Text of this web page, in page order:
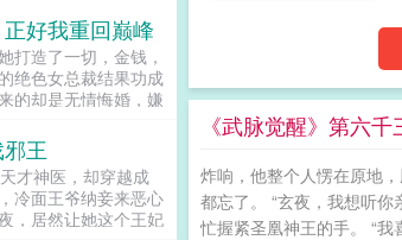
《武脉觉醒》第六
炸响，他整个人愣在原地
都忘了。 “玄夜，我想听
忙握紧圣凰神王的手。 “
不留神，搞大了凡有
月大魏野史...
宠妃嫔。而这一切的
与她相恋的帝
刺死皇帝的遗憾，
发那年。 彼时，她
安静养病。四下一
的宫女蠢蠢欲动，熟
人更有素来不和的妃
下石，迫不及待地要
知姁只虚弱一笑。她
好我重回巅峰
打造了一切，金钱，
绝色女总裁结果功成
的却是无情悔婚，嫌
废殊不知旧王避退，
一头潜龙，一飞冲
王
才神医，却穿越成
冷面王爷纳妾来恶心
，居然让她这个王妃